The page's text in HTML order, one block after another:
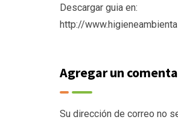
Descargar guia en:
http://
Agregar un
Su dirección de correo no